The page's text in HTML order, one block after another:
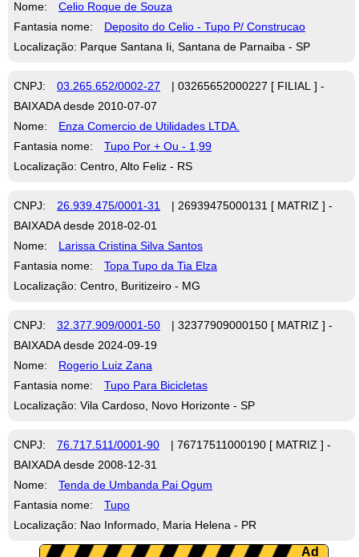
Nome:
Celio Roque de Souza
Fantasia nome:
Deposito do Celio - Tupo P/ Construcao
Localização: Parque Santana Ii, Santana de Parnaiba - SP
CNPJ: 03.265.652/0002-27
| 03265652000227 [ FILIAL ] -
BAIXADA desde 2010-07-07
Nome:
Enza Comercio de Utilidades LTDA.
Fantasia nome:
Tupo Por + Ou - 1,99
Localização: Centro, Alto Feliz - RS
CNPJ: 26.939.475/0001-31
| 26939475000131 [ MATRIZ ] -
BAIXADA desde 2018-02-01
Nome:
Larissa Cristina Silva Santos
Fantasia nome:
Topa Tupo da Tia Elza
Localização: Centro, Buritizeiro - MG
CNPJ: 32.377.909/0001-50
| 32377909000150 [ MATRIZ ] -
BAIXADA desde 2024-09-19
Nome:
Rogerio Luiz Zana
Fantasia nome:
Tupo Para Bicicletas
Localização: Vila Cardoso, Novo Horizonte - SP
CNPJ: 76.717.511/0001-90
| 76717511000190 [ MATRIZ ] -
BAIXADA desde 2008-12-31
Nome:
Tenda de Umbanda Pai Ogum
Fantasia nome:
Tupo
Localização: Nao Informado, Maria Helena - PR